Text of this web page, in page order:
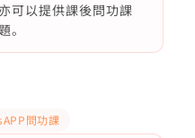
可以提供課後問功課
。
問功課